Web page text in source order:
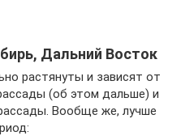
Дальний Восток
растянуты и зависят от
(об этом дальше) и
Вообще же, лучше